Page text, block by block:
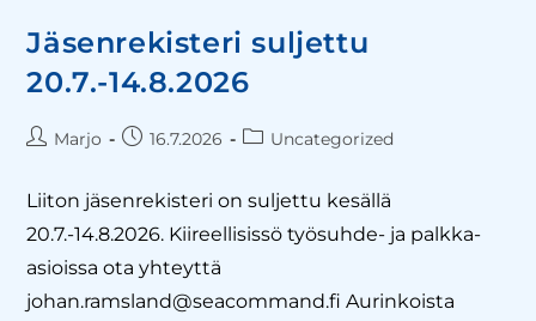
Jäsenrekisteri suljettu
20.7.-14.8.2026
Marjo 16.7.2026 Uncategorized
Liiton jäsenrekisteri on suljettu kesällä
20.7.-14.8.2026. Kiireellisissö työsuhde- ja palkka-
asioissa ota yhteyttä
johan.ramsland@seacommand.fi Aurinkoista